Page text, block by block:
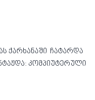
ქარხანაში ჩატარდა
კომპიუტერული